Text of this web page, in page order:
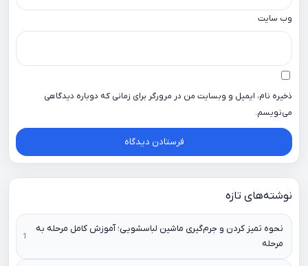
وب‌ سایت
ذخیره نام، ایمیل و وبسایت من در مرورگر برای زمانی که دوباره دیدگاهی
می‌نویسم.
نوشته‌های تازه
نحوه تمیز کردن و جرم‌گیری ماشین لباسشویی؛ آموزش کامل مرحله به
مرحله